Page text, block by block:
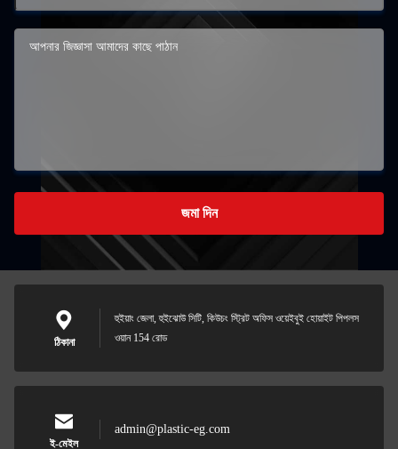
জমা দিন
ঠিকানা
হুইয়াং জেলা, হুইঝোউ সিটি, কিউচং স্ট্রিট অফিস ওয়েইবুই হোয়াইট পিপলস
ওয়ান 154 রোড
ই-মেইল
admin@plastic-eg.com